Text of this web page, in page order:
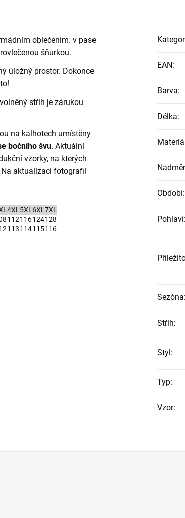
oblečením. v pase
šňůrkou.
úložný prostor. Dokonce
střih je zárukou
na kalhotech umístěny
bočního švu. Aktuální
vzorky, na kterých
aktualizaci fotografií
4XL5XL6XL7XL
112116124128
113114115116
EAN:
Barva:
Délka:
Materiál
Období:
Pohlaví:
Sezóna:
Střih:
Styl :
Typ:
Vzor: